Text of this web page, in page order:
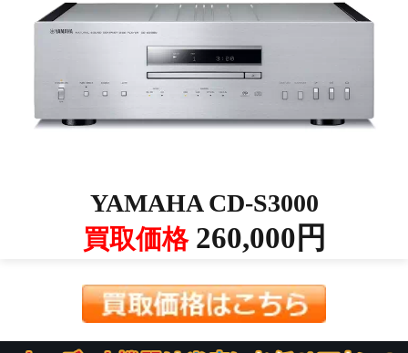
YAMAHA CD-S3000
買取価格260,000円